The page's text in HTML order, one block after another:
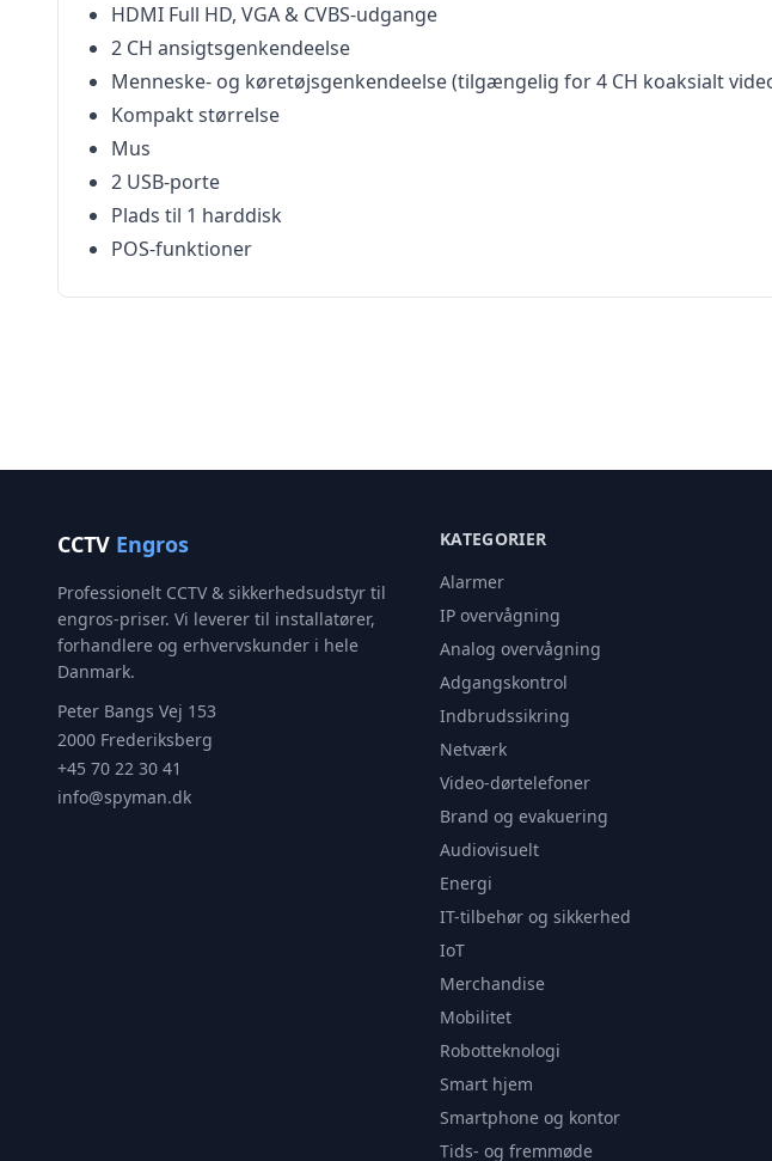
HDMI Full HD, VGA & CVBS-udgange
2 CH ansigtsgenkendeelse
Menneske- og køretøjsgenkendeelse (tilgængelig for 4 CH koaksialt
Kompakt størrelse
Mus
2 USB-porte
Plads til 1 harddisk
POS-funktioner
CCTV Engros
Professionelt CCTV & sikkerhedsudstyr til
engros-priser. Vi leverer til installatører,
forhandlere og erhvervskunder i hele
Danmark.
Peter Bangs Vej 153
2000 Frederiksberg
+45 70 22 30 41
info@spyman.dk
KATEGORIER
Alarmer
IP overvågning
Analog overvågning
Adgangskontrol
Indbrudssikring
Netværk
Video-dørtelefoner
Brand og evakuering
Audiovisuelt
Energi
IT-tilbehør og sikkerhed
IoT
Merchandise
Mobilitet
Robotteknologi
Smart hjem
Smartphone og kontor
Tids- og fremmøde